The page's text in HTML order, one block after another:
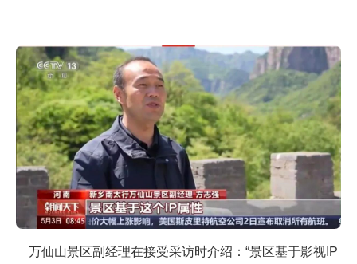
万仙山景区副经理在接受采访时介绍：“景区基于影视IP